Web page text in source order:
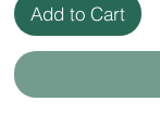
Add to Cart